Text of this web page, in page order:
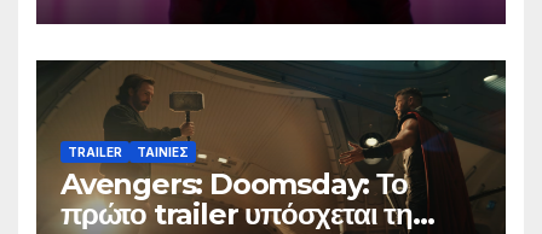
TRAILER ΤΑΙΝΙΕΣ
Avengers: Doomsday: Το
πρώτο trailer υπόσχεται τη